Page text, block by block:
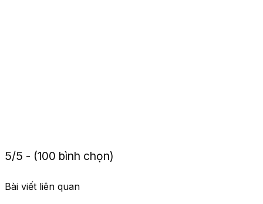
5/5 - (100 bình chọn)
Bài viết liên quan